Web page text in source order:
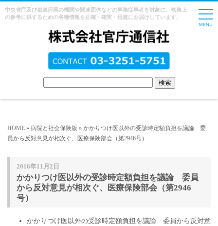
中央省庁及び都道府県の機関や関連団体などの事務従事者を対象に、執務上
の参考に供するための各種情報を正確・確実・迅速にお届けしています。
HOME » 病院と社会保険版 » かかりつけ医以外の受診時定額負担を議論 委
員から反対意見が相次ぐ、医療保険部会（第2946号）
2016年11月2日
かかりつけ医以外の受診時定額負担を議論 委員
から反対意見が相次ぐ、医療保険部会（第2946
号）
かかりつけ医以外の受診時定額負担を議論 委員から反対意